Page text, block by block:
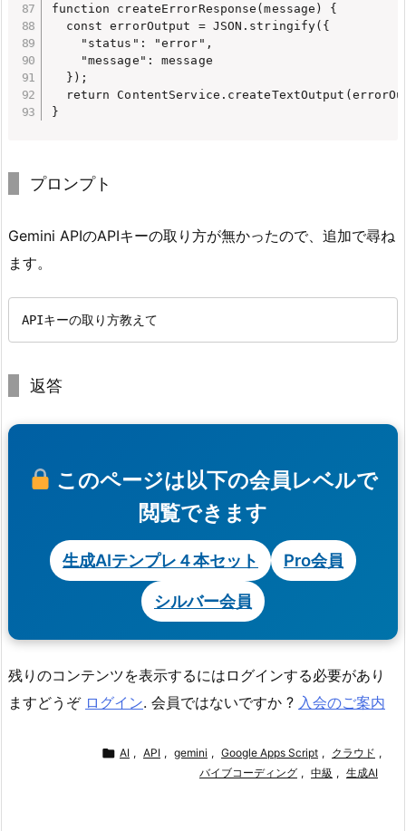
function createErrorResponse(message) {
  const errorOutput = JSON.stringify({
    "status": "error",
    "message": message
  });
return
}
プロンプト
Gemini APIのAPIキーの取り方が無かったので、追加で尋ね
ます。
APIキーの取り方教えて
返答
このページは以下の会員レベルで
閲覧できます
生成AIテンプレ４本セット Pro会員
シルバー会員
残りのコンテンツを表示するにはログインする必要があり
ますどうぞ ログイン. 会員ではないですか ? 入会のご案内
 AI , API , gemini , Google Apps Script , クラウド ,
バイブコーディング , 中級 , 生成AI